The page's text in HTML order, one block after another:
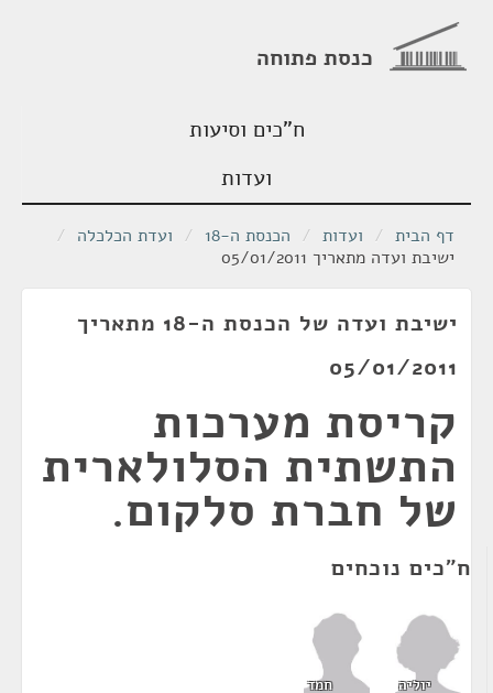
כנסת פתוחה
ח"כים וסיעות
ועדות
דף הבית / ועדות / הכנסת ה-18 / ועדת הכלכלה /
ישיבת ועדה מתאריך 05/01/2011
ישיבת ועדה של הכנסת ה-18 מתאריך
05/01/2011
קריסת מערכות
התשתית הסלולארית
של חברת סלקום.
ח"כים נוכחים
יוליה חמד